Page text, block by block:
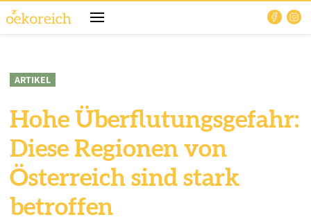
ARTIKEL
Hohe Überflutungsgefahr:
Diese Regionen von
Österreich sind stark
betroffen